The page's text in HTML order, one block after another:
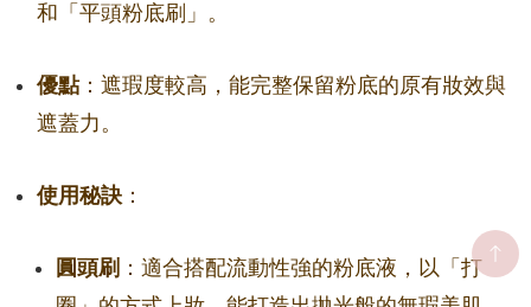
和「平頭粉底刷」。
優點：遮瑕度較高，能完整保留粉底的原有妝效與
遮蓋力。
使用秘訣 ：
圓頭刷 ：適合搭配流動性強的粉底液，以「打